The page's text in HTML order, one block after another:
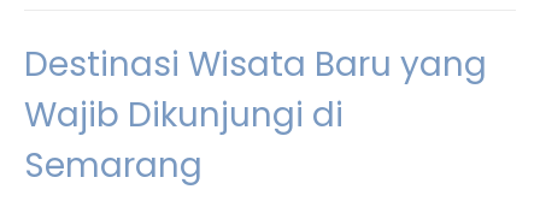
Destinasi Wisata Baru yang
Wajib Dikunjungi di
Semarang